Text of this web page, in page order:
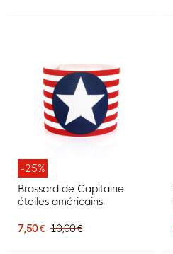
-25%
Brassard de Capitaine
étoiles américains
7,50 € 10,00 €